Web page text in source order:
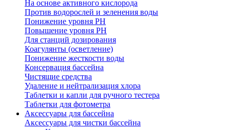
На основе активного кислорода
Против водорослей и зеленения воды
Понижение уровня РН
Повышение уровня РН
Для станций дозирования
Коагулянты (осветление)
Понижение жесткости воды
Консервация бассейна
Чистящие средства
Удаление и нейтрализация хлора
Таблетки и капли для ручного тестера
Таблетки для фотометра
Аксессуары для бассейна
Аксессуары для чистки бассейна